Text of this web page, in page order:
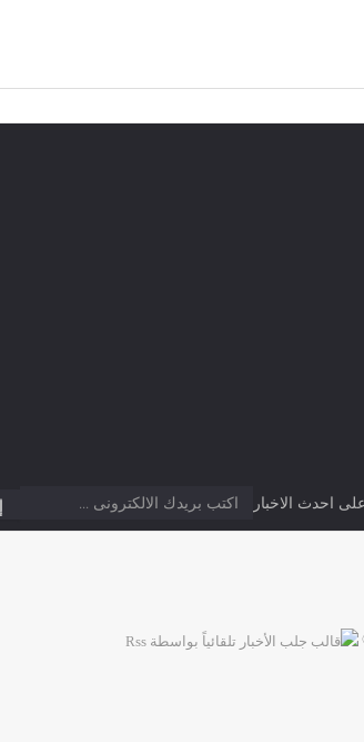
احدث الاخبار